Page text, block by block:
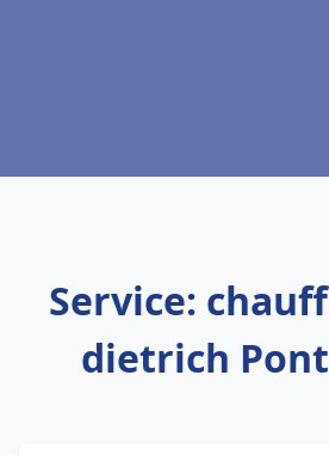
Service:
dietrich